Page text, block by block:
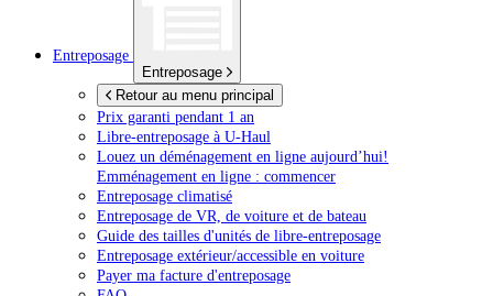
Entreposage
Entreposage
Retour au menu principal
Prix garanti pendant 1 an
Libre-entreposage à U-Haul
Louez un déménagement en ligne aujourd’hui!
Emménagement en ligne : commencer
Entreposage climatisé
Entreposage de VR, de voiture et de bateau
Guide des tailles d'unités de libre-entreposage
Entreposage extérieur/accessible en voiture
Payer ma facture d'entreposage